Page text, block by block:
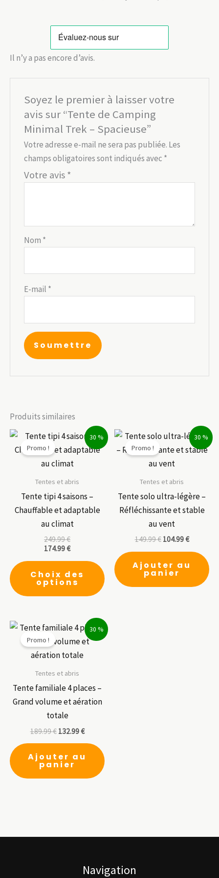
Il n’y a pas encore d’avis.
Soyez le premier à laisser votre
avis sur “Tente de Camping
Minimal Trek – Spacieuse”
Votre adresse e-mail ne sera pas publiée. Les
champs obligatoires sont indiqués avec *
Votre avis*
Nom *
E-mail *
Produits similaires
30 %
Promo !
Tentes et abris
Tente tipi 4 saisons –
Chauffable et adaptable
au climat
249.99€
174.99€
Choix des
options
produit
variations.
Les
produit
30 %
Promo !
Tentes et abris
Tente solo ultra-légère –
Réfléchissante et stable
au vent
149.99€ 104.99€
Ajouter au
panier
30 %
Promo !
Tentes et abris
Tente familiale 4 places –
Grand volume et aération
totale
189.99€ 132.99€
Ajouter au
panier
Navigation